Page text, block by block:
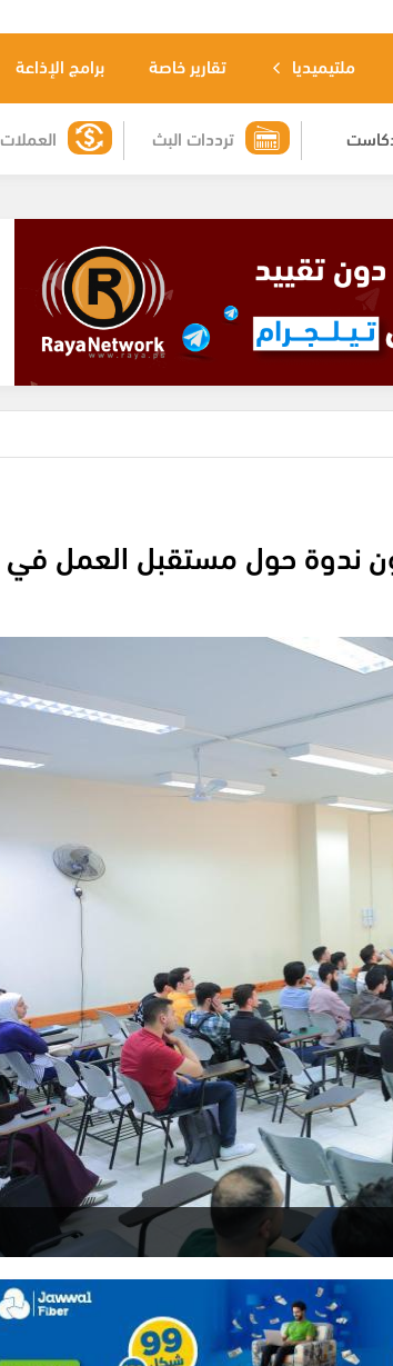
ملتيميديا تقارير خاصة برامج الإذاعة
العملات ترددات البث
ندوة حول مستقبل العمل في